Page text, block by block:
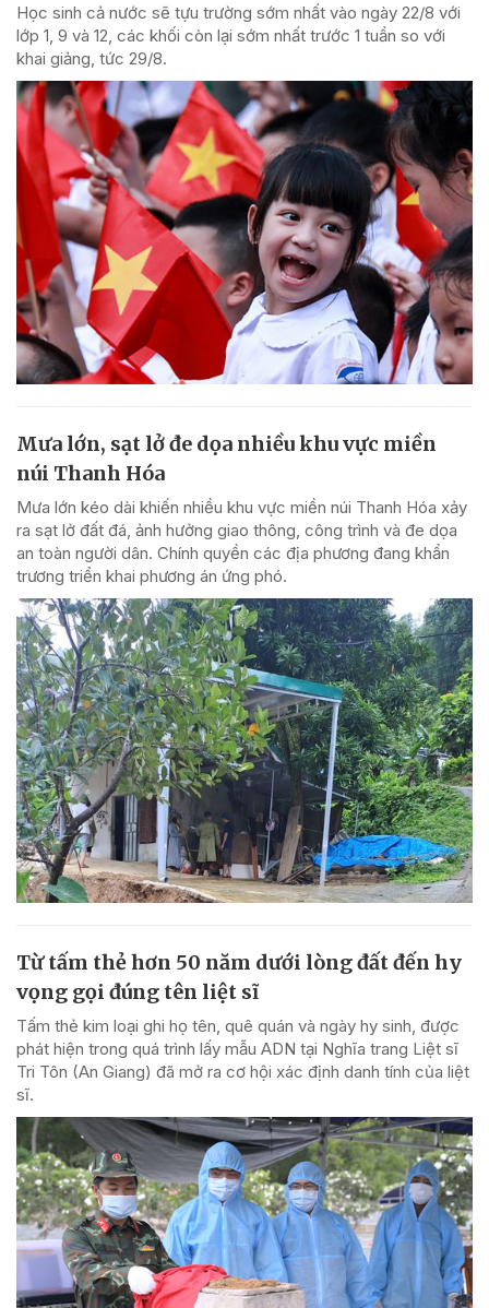
Học sinh cả nước sẽ tựu trường sớm nhất vào ngày 22/8 với
lớp 1, 9 và 12, các khối còn lại sớm nhất trước 1 tuần so với
khai giảng, tức 29/8.
Mưa lớn, sạt lở đe dọa nhiều khu vực miền
núi Thanh Hóa
Mưa lớn kéo dài khiến nhiều khu vực miền núi Thanh Hóa xảy
ra sạt lở đất đá, ảnh hưởng giao thông, công trình và đe dọa
an toàn người dân. Chính quyền các địa phương đang khẩn
trương triển khai phương án ứng phó.
Từ tấm thẻ hơn 50 năm dưới lòng đất đến hy
vọng gọi đúng tên liệt sĩ
Tấm thẻ kim loại ghi họ tên, quê quán và ngày hy sinh, được
phát hiện trong quá trình lấy mẫu ADN tại Nghĩa trang Liệt sĩ
Tri Tôn (An Giang) đã mở ra cơ hội xác định danh tính của liệt
sĩ.